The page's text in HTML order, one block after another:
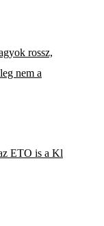
rossz,
nem a
ETO is a Kl